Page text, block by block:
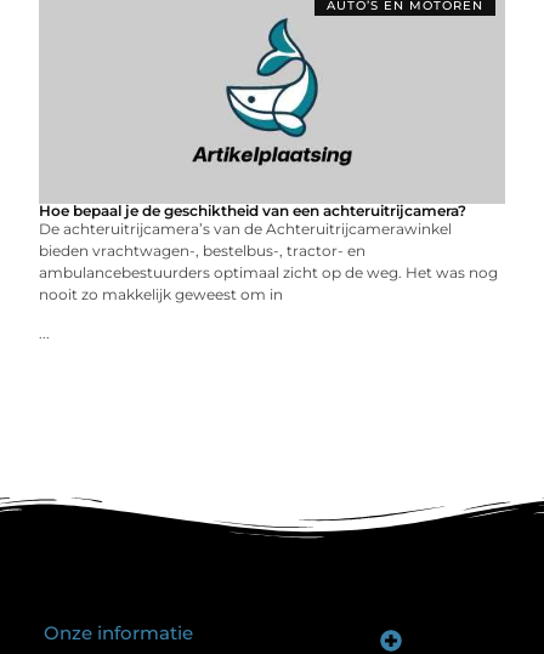
AUTO’S EN MOTOREN
Hoe bepaal je de geschiktheid van een achteruitrijcamera?
De achteruitrijcamera’s van de Achteruitrijcamerawinkel
bieden vrachtwagen-, bestelbus-, tractor- en
ambulancebestuurders optimaal zicht op de weg. Het was nog
nooit zo makkelijk geweest om in
...
Onze informatie